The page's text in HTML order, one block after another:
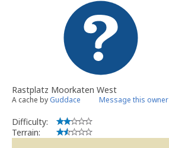
Rastplatz Moorkaten West
A cache by Guddace Message this owner
Difficulty:
Terrain: